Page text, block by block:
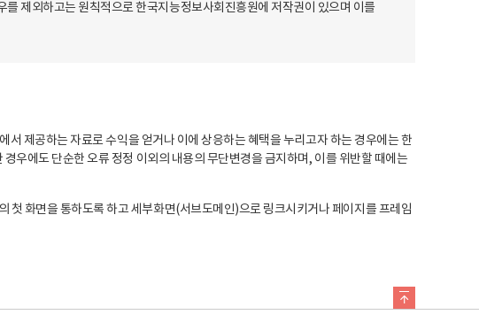
제외하고는 원칙적으로 한국지능정보사회진흥원에 저작권이 있으며 이를
제공하는 자료로 수익을 얻거나 이에 상응하는 혜택을 누리고자 하는 경우에는 한
우에도 단순한 오류 정정 이외의 내용의 무단변경을 금지하며, 이를 위반할 때에는
화면을 통하도록 하고 세부화면(서브도메인)으로 링크시키거나 페이지를 프레임